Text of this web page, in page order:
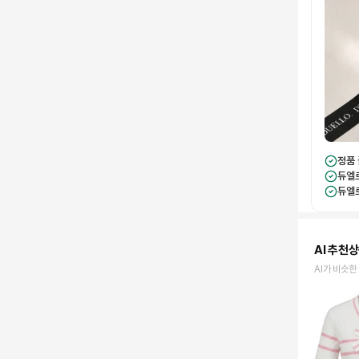
정품
듀엘
듀엘
AI 추천
AI가 비슷한